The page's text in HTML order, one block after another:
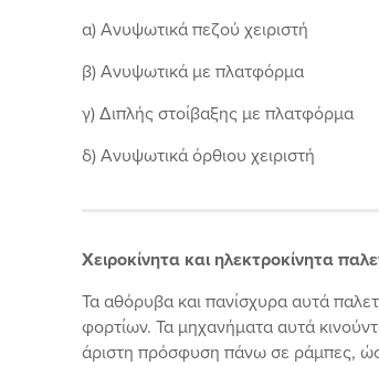
α) Ανυψωτικά πεζού χειριστή
β) Ανυψωτικά με πλατφόρμα
γ) Διπλής στοίβαξης με πλατφόρμα
δ) Ανυψωτικά όρθιου χειριστή
Χειροκίνητα και ηλεκτροκίνητα
Τα αθόρυβα και πανίσχυρα αυτά
φορτίων. Τα μηχανήματα αυτά
άριστη πρόσφυση πάνω σε ράμπες,